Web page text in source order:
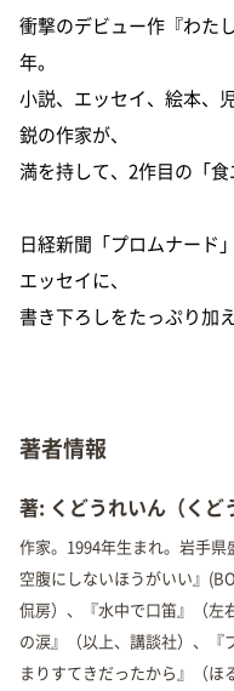
衝撃のデビュー作『わた
年。
小説、エッセイ、絵本、
鋭の作家が、
満を持して、2作目の「食
日経新聞「プロムナード
エッセイに、
書き下ろしをたっぷり加
著者情報
著: くどうれいん（くど
作家。1994年生まれ。岩手県
空腹にしないほうがいい』
侃房）、『水中で口笛』（左
の涙』（以上、講談社）、『
まりすてきだったから』（ほ